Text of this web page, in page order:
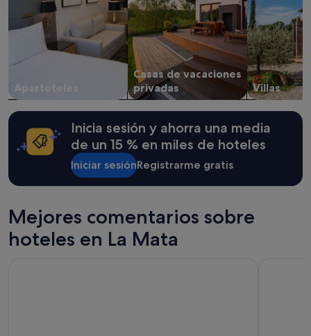
disponibilidad
Pueden
aplicarse
términos
condiciones
adicionales.
Apartoteles
Casas de vacaciones
privadas
Villas
Inicia sesión y ahorra una media
de un 15 % en miles de hoteles
Iniciar sesiónRegistrarme gratis
Mejores comentarios sobre
hoteles en La Mata